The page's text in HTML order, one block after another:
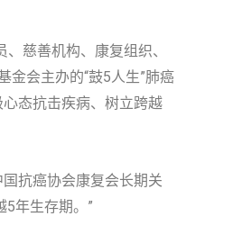
慈善机构、康复组织、
金会主办的“鼓5人生”肺癌
态抗击疾病、树立跨越
抗癌协会康复会长期关
5年生存期。”